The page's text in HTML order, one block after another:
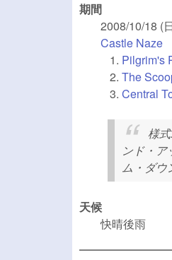
期間
2008/10/18 (
Castle Naze
Pilgrim's
The
Central
様式
ンド・ア
ム・ダウ
天候
快晴後雨